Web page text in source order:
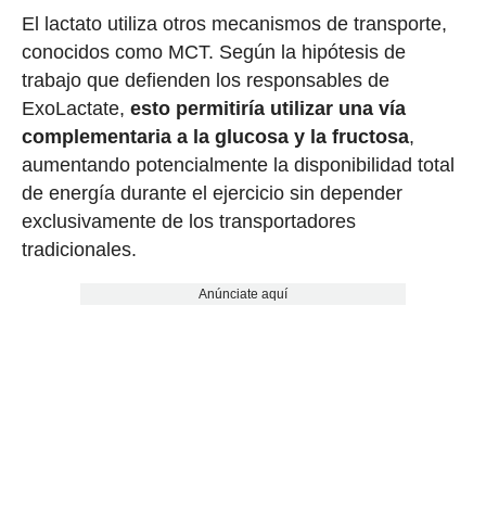
El lactato utiliza otros mecanismos de transporte,
conocidos como MCT. Según la hipótesis de
trabajo que defienden los responsables de
ExoLactate, esto permitiría utilizar una vía
complementaria a la glucosa y la fructosa,
aumentando potencialmente la disponibilidad total
de energía durante el ejercicio sin depender
exclusivamente de los transportadores
tradicionales.
Anúnciate aquí